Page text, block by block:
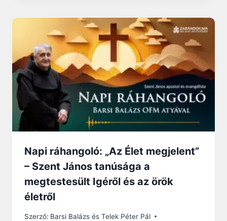
Napi ráhangoló: „Az Élet megjelent”
– Szent János tanúsága a
megtestesült Igéről és az örök
életről
Szerző: Barsi Balázs és Telek Péter Pál